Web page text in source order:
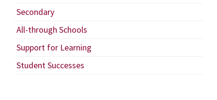
Secondary
All-through Schools
Support for Learning
Student Successes